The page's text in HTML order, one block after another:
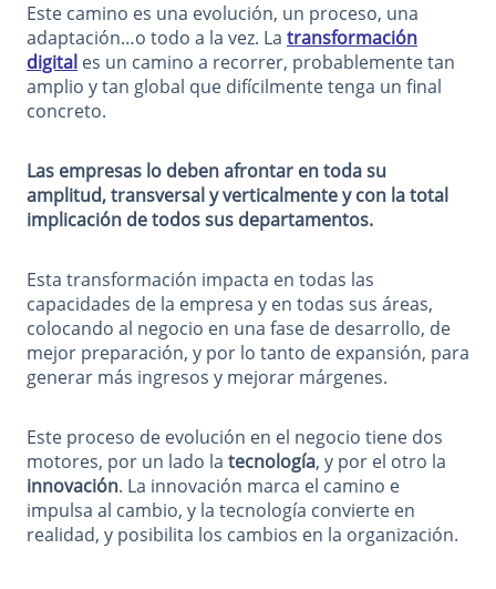
Este camino es una evolución, un proceso, una
adaptación…o todo a la vez. La transformación
digital es un camino a recorrer, probablemente tan
amplio y tan global que difícilmente tenga un final
concreto.
Las empresas lo deben afrontar en toda su
amplitud, transversal y verticalmente y con la total
implicación de todos sus departamentos.
Esta transformación impacta en todas las
capacidades de la empresa y en todas sus áreas,
colocando al negocio en una fase de desarrollo, de
mejor preparación, y por lo tanto de expansión, para
generar más ingresos y mejorar márgenes.
Este proceso de evolución en el negocio tiene dos
motores, por un lado la tecnología, y por el otro la
innovación. La innovación marca el camino e
impulsa al cambio, y la tecnología convierte en
realidad, y posibilita los cambios en la organización.